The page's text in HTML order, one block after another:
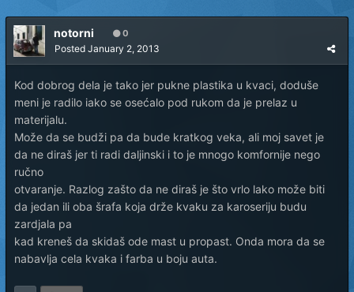
notorni 0
Posted January 2, 2013
Kod dobrog dela je tako jer pukne plastika u kvaci, doduše
meni je radilo iako se osećalo pod rukom da je prelaz u
materijalu.
Može da se budži pa da bude kratkog veka, ali moj savet je
da ne diraš jer ti radi daljinski i to je mnogo komfornije nego
ručno
otvaranje. Razlog zašto da ne diraš je što vrlo lako može biti
da jedan ili oba šrafa koja drže kvaku za karoseriju budu
zardjala pa
kad kreneš da skidaš ode mast u propast. Onda mora da se
nabavlja cela kvaka i farba u boju auta.